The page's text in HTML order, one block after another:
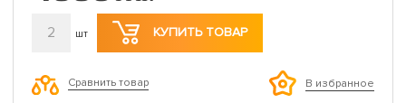
2 шт КУПИТЬ ТОВАР
Сравнить товар В избранное